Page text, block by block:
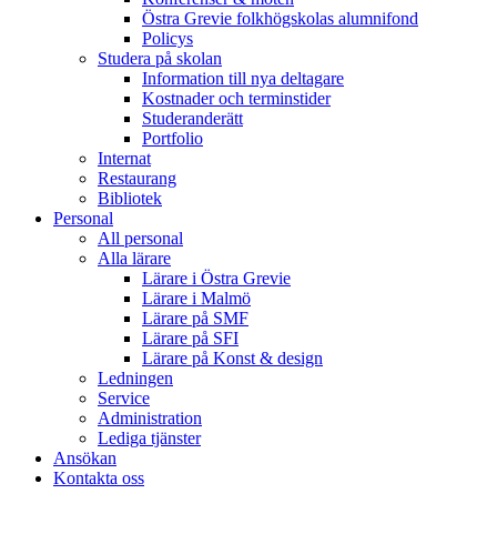
Östra Grevie folkhögskolas alumnifond
Policys
Studera på skolan
Information till nya deltagare
Kostnader och terminstider
Studeranderätt
Portfolio
Internat
Restaurang
Bibliotek
Personal
All personal
Alla lärare
Lärare i Östra Grevie
Lärare i Malmö
Lärare på SMF
Lärare på SFI
Lärare på Konst & design
Ledningen
Service
Administration
Lediga tjänster
Ansökan
Kontakta oss